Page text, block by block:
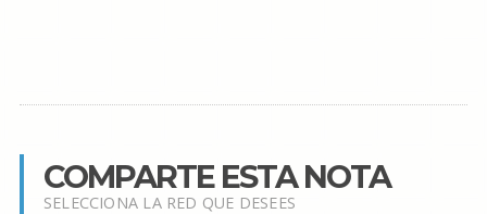
COMPARTE ESTA NOTA
SELECCIONA LA RED QUE DESEES